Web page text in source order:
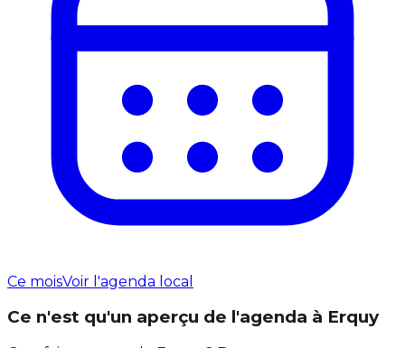
Ce moisVoir l'agenda local
Ce n'est qu'un aperçu de l'agenda à Erquy